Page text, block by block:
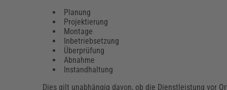
Planung
Projektierung
Montage
Inbetriebsetzung
Überprüfung
Abnahme
Instandhaltung
Dies gilt unabhängig davon, ob die Dienstleistung vor